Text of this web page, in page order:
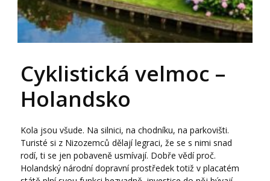
Cyklistická velmoc –
Holandsko
Kola jsou všude. Na silnici, na chodníku, na parkovišti.
Turisté si z Nizozemců dělají legraci, že se s nimi snad
rodí, ti se jen pobaveně usmívají. Dobře vědí proč.
Holandský národní dopravní prostředek totiž v placatém